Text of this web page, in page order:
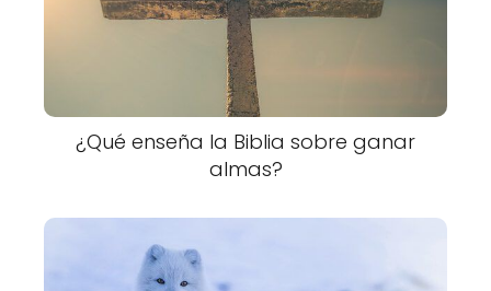
¿Qué enseña la Biblia sobre ganar
almas?